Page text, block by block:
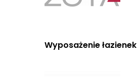
Wyposażenie łazienek